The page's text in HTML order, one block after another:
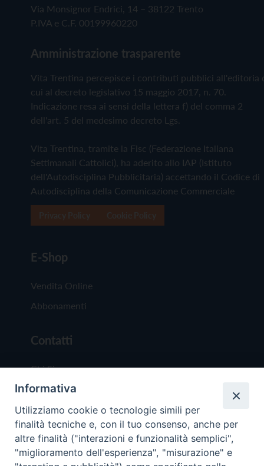
Via Monsignor Endrici, 14 – 38122 Trento
P.IVA e C.F. 00199960220
Amministrazione trasparente
Vita Trentina percepisce i contributi pubblici all'editoria
cui al decreto legislativo 15 maggio 2017, n. 70.
Indicazione resa ai sensi della lettera f) del comma 2
dell'art. 5 del medesimo decreto Lgs.
Vita Trentina, tramite la Fisc (Federazione Italiana
Settimanali Cattolici), ha aderito allo IAP (Istituto
dell'Autodisciplina Pubblicitaria) accettando il Codice di
Autodisciplina della Comunicazione Commerciale
E-Shop
Vendita Online
Abbonamenti
Contatti
Chi Siamo
Redazione
Scrivici
Informativa
Utilizziamo cookie o tecnologie simili per
finalità tecniche e, con il tuo consenso, anche per
altre finalità ("interazioni e funzionalità semplici",
"miglioramento dell'esperienza", "misurazione" e